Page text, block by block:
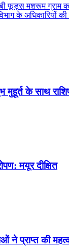
फूड्स मशरूम ग्राम
के अधिकारियों
मुहूर्त के साथ
मयूर दीक्षित
की